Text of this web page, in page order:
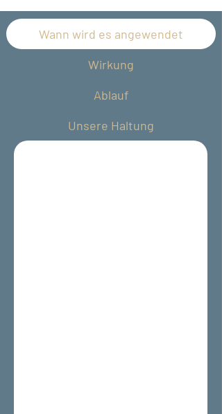
Wann wird es angewendet
Wirkung
Ablauf
Unsere Haltung